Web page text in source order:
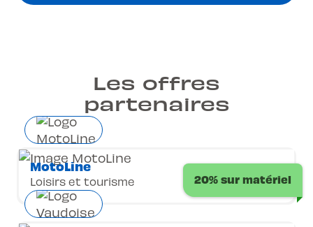
Les offres
partenaires
20% sur matériel
MotoLine
Loisirs et tourisme